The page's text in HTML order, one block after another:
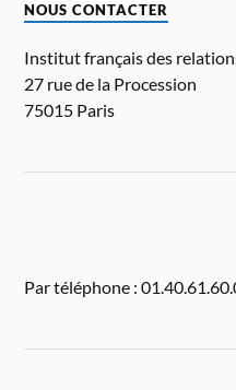
NOUS CONTACTER
Institut français des
27 rue de la Procession
75015 Paris
Par téléphone :